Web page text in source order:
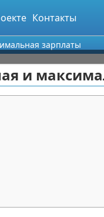
Контакты
зарплаты
и